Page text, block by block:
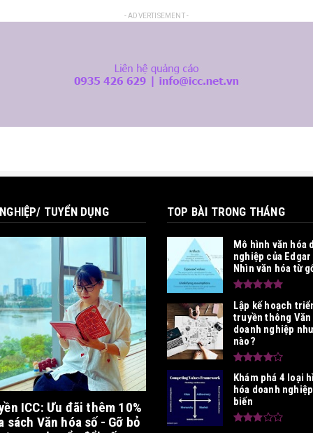
- ADVERTISEMENT -
TUYỂN DỤNG
ICC: Ưu đãi thêm 10%
sách Văn hóa số - Gỡ bỏ
TOP BÀI TRONG THÁNG
Mô hình văn hóa
nghiệp của
Nhìn văn hóa từ
Lập kế hoạch
truyền thông Văn
doanh nghiệp
nào?
Khám phá 4 loại
hóa doanh
biến